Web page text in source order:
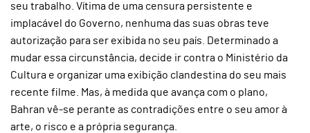
seu trabalho. Vítima de uma censura persistente e
implacável do Governo, nenhuma das suas obras teve
autorização para ser exibida no seu país. Determinado a
mudar essa circunstância, decide ir contra o Ministério da
Cultura e organizar uma exibição clandestina do seu mais
recente filme. Mas, à medida que avança com o plano,
Bahran vê-se perante as contradições entre o seu amor à
arte, o risco e a própria segurança.